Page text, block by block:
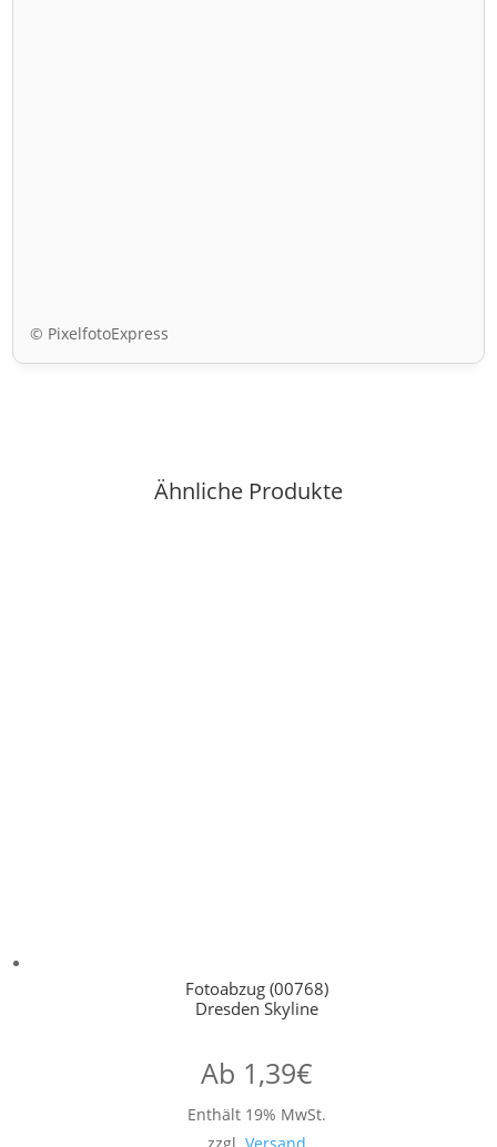
© PixelfotoExpress
Ähnliche Produkte
Fotoabzug (00768)
Dresden Skyline
Ab 1,39€
Enthält 19% MwSt.